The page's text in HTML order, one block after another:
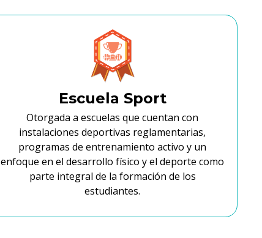
Escuela Sport
Otorgada a escuelas que cuentan con
instalaciones deportivas reglamentarias,
programas de entrenamiento activo y un
enfoque en el desarrollo físico y el deporte como
parte integral de la formación de los
estudiantes.